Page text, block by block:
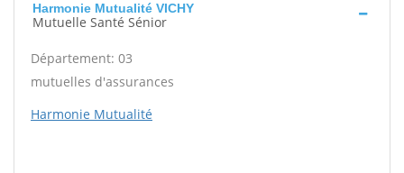
Harmonie Mutualité VICHY
Mutuelle Santé Sénior
Département: 03
mutuelles d'assurances
Harmonie Mutualité